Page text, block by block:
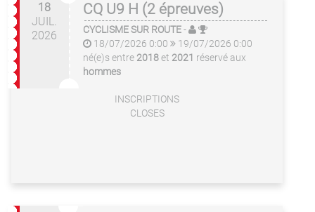
18
JUIL.
2026
CQ U9 H (2 épreuves)
CYCLISME SUR ROUTE-
18/07/2026 0:00
19/07/2026 0:00
né(e)s entre 2018et 2021 réservé aux
hommes
INSCRIPTIONS
CLOSES